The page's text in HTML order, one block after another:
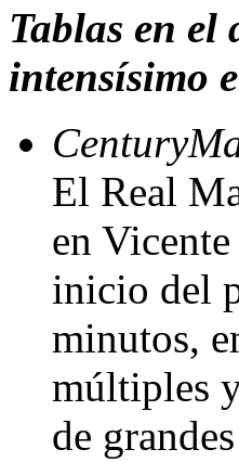
Tablas en
intensísimo
El Real
en
inicio del
minutos,
múltiples
de